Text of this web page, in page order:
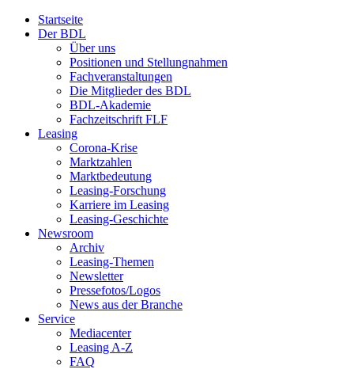
Startseite
Der BDL
Über uns
Positionen und Stellungnahmen
Fachveranstaltungen
Die Mitglieder des BDL
BDL-Akademie
Fachzeitschrift FLF
Leasing
Corona-Krise
Marktzahlen
Marktbedeutung
Leasing-Forschung
Karriere im Leasing
Leasing-Geschichte
Newsroom
Archiv
Leasing-Themen
Newsletter
Pressefotos/Logos
News aus der Branche
Service
Mediacenter
Leasing A-Z
FAQ